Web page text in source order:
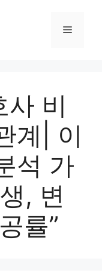
Menu
사 비
계| 이
석 가
, 변
률”